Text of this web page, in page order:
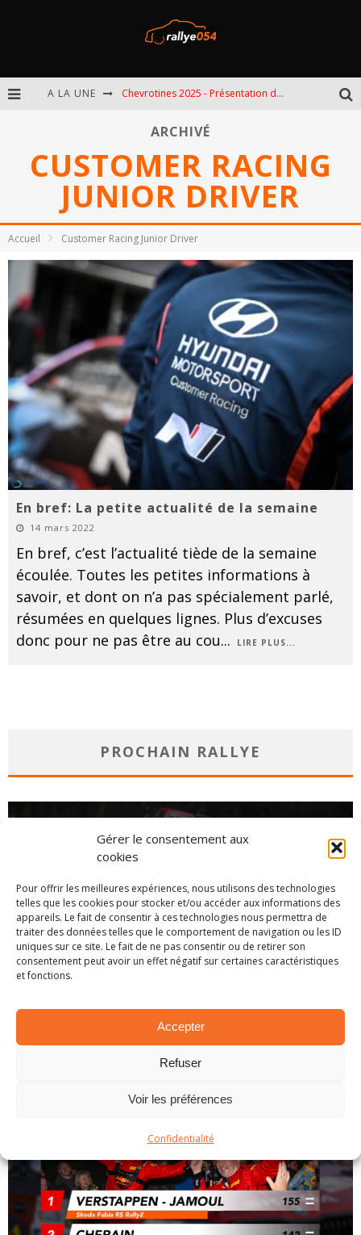
Gérer le consentement aux
cookies
Pour offrir les meilleures expériences, nous utilisons des technologies
telles que les cookies pour stocker et/ou accéder aux informations des
appareils. Le fait de consentir à ces technologies nous permettra de
traiter des données telles que le comportement de navigation ou les ID
uniques sur ce site. Le fait de ne pas consentir ou de retirer son
consentement peut avoir un effet négatif sur certaines caractéristiques
et fonctions.
Accepter
Refuser
Voir les préférences
Confidentialité
A LA UNE Chevrotines 2025 - Présentation de l'épreuve
Omloop 2025 - Présentation de l'épreuve
Spa 2025 - Présentation de l'épreuve
ARCHIVÉ
CUSTOMER RACING
JUNIOR DRIVER
Accueil Customer Racing Junior Driver
En bref: La petite actualité de la semaine
14 mars 2022
En bref, c’est l’actualité tiède de la semaine
écoulée. Toutes les petites informations à
savoir, et dont on n’a pas spécialement parlé,
résumées en quelques lignes. Plus d’excuses
donc pour ne pas être au cou... LIRE PLUS...
PROCHAIN RALLYE
CHAMPIONNAT